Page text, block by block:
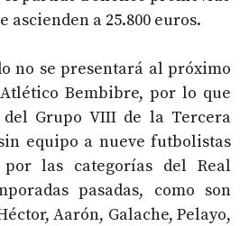
ascienden a 25.800 euros.
no se presentará al próximo
Bembibre, por lo que
del Grupo VIII de la Tercera
equipo a nueve futbolistas
las categorías del Real
pasadas, como son
Aarón, Galache, Pelayo,